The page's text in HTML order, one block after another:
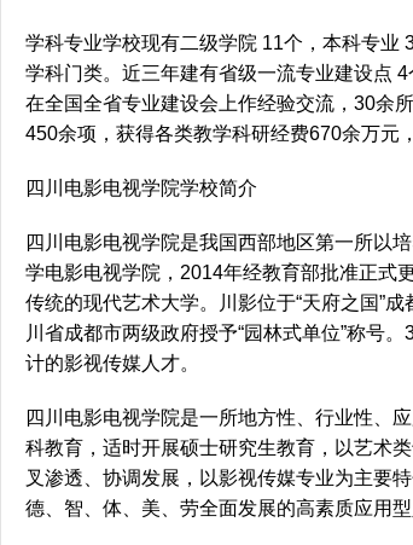
学科专业学校现有二级学院 11个，本科专业
学科门类。近三年建有省级一流专业建设点
在全国全省专业建设会上作经验交流，30余
450余项，获得各类教学科研经费670余万元
四川电影电视学院学校简介
四川电影电视学院是我国西部地区第一所以
学电影电视学院，2014年经教育部批准正式
传统的现代艺术大学。川影位于“天府之国”
川省成都市两级政府授予“园林式单位”称号
计的影视传媒人才。
四川电影电视学院是一所地方性、行业性、
科教育，适时开展硕士研究生教育，以艺术
叉渗透、协调发展，以影视传媒专业为主要
德、智、体、美、劳全面发展的高素质应用型